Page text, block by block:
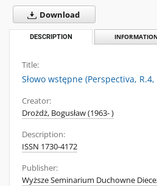
Download
DESCRIPTION
Title:
Słowo wstępne (Perspectiva,
Creator:
Drożdż, Bogusław (1963- )
Description:
ISSN 1730-4172
Publisher:
Wyższe Seminarium Duchowne